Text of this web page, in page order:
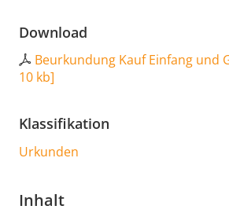
Download
Beurkundung Kauf Einfang und
10 kb]
Klassifikation
Urkunden
Inhalt